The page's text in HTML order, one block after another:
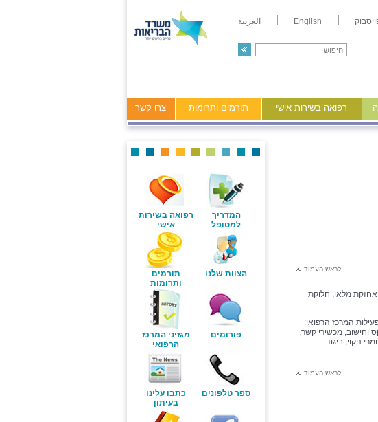
English العربية
רפואה בשירות אישי תורמים ותרומות צרו קשר
לראש העמוד
מלאי, חלוקת
המרכז הרפואי:
וחישוב, מכשירי קשר,
טפסים שונים, חומרי ניקוי, ביגוד
לראש העמוד
המדריך
למטופל
רפואה בשירות
אישי
הצוות שלנו
תורמים
ותרומות
פורומים
מגזיני המרכז
הרפואי
ספר טלפונים
כתבו עלינו
בעיתון